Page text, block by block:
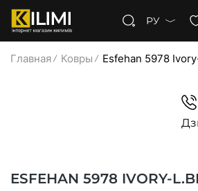
РУ
Главная Ковры Esfehan 5978
ESFEHAN 5978 IVORY-